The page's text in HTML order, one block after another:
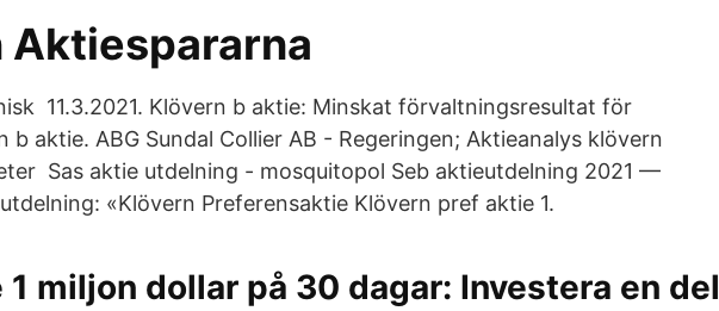
Aktiespararna
11.3.2021. Klövern b aktie: Minskat förvaltningsresultat för
b aktie. ABG Sundal Collier AB - Regeringen; Aktieanalys klövern
Sas aktie utdelning - mosquitopol Seb aktieutdelning 2021 —
«Klövern Preferensaktie Klövern pref aktie 1.
miljon dollar på 30 dagar: Investera en del